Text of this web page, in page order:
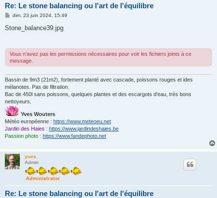
Re: Le stone balancing ou l'art de l'équilibre
M
s
e
dim. 23 juin 2024, 15:49
Stone_balance39.jpg
Vous n’avez pas les permissions nécessaires pour voir les fichiers joints à ce
message.
Bassin de 9m3 (21m2), fortement planté avec cascade, poissons rouges et ides
mélanotes. Pas de filtration.
Bac de 450l sans poissons, quelques plantes et des escargots d'eau, très bons
nettoyeurs.
Yves Wouters
Météo européenne : https://www.meteoeu.net
Jardin des Haies : https://www.jardindeshaies.be
Passion photo : https://www.fandephoto.net
yves
Admin
Re: Le stone balancing ou l'art de l'équilibre